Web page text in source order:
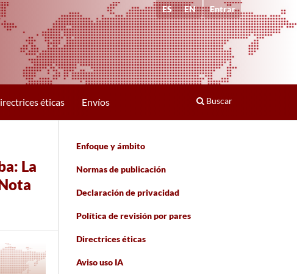
éticas Envíos Buscar
ES EN Entrar
La
Enfoque y ámbito
Normas de publicación
Declaración de privacidad
Política de revisión por pares
Directrices éticas
Aviso uso IA